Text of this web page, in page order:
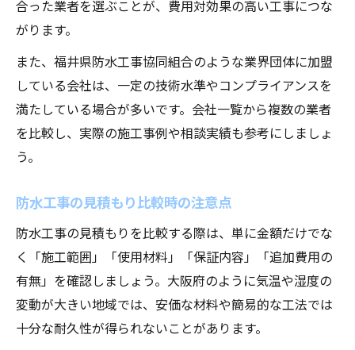
合った業者を選ぶことが、費用対効果の高い工事につな
がります。
また、福井県防水工事協同組合のような業界団体に加盟
している会社は、一定の技術水準やコンプライアンスを
満たしている場合が多いです。会社一覧から複数の業者
を比較し、実際の施工事例や相談実績も参考にしましょ
う。
防水工事の見積もり比較時の注意点
防水工事の見積もりを比較する際は、単に金額だけでな
く「施工範囲」「使用材料」「保証内容」「追加費用の
有無」を確認しましょう。大阪府のように気温や湿度の
変動が大きい地域では、安価な材料や簡易的な工法では
十分な耐久性が得られないことがあります。